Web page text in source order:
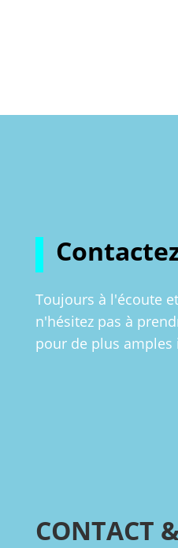
Toujours à l'écoute
n'hésitez pas à
pour de plus
CONTACT